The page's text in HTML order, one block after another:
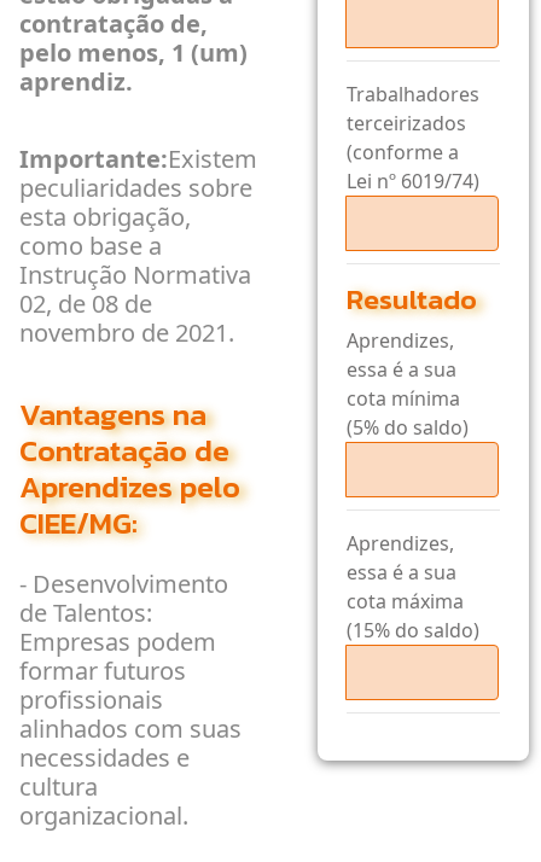
contratação de,
pelo menos, 1 (um)
aprendiz.
Importante:Existem
peculiaridades sobre
esta obrigação,
como base a
Instrução Normativa
02, de 08 de
novembro de 2021.
Vantagens na
Contratação de
Aprendizes pelo
CIEE/MG:
- Desenvolvimento
de Talentos:
Empresas podem
formar futuros
profissionais
alinhados com suas
necessidades e
cultura
organizacional.
Trabalhadores
terceirizados
(conforme a
Lei nº 6019/74)
Resultado
Aprendizes,
essa é a sua
cota mínima
(5% do saldo)
Aprendizes,
essa é a sua
cota máxima
(15% do saldo)